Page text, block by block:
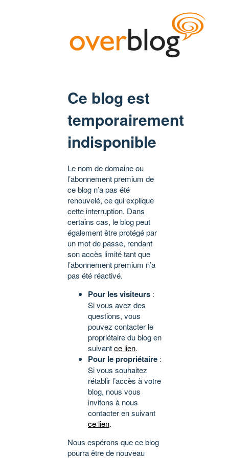
Ce blog est
temporairement
indisponible
Le nom de domaine ou
l’abonnement premium de
ce blog n’a pas été
renouvelé, ce qui explique
cette interruption. Dans
certains cas, le blog peut
également être protégé par
un mot de passe, rendant
son accès limité tant que
l’abonnement premium n’a
pas été réactivé.
Pour les visiteurs :
Si vous avez des
questions, vous
pouvez contacter le
propriétaire du blog en
suivantce lien.
Pour le propriétaire :
Si vous souhaitez
rétablir l’accès à votre
blog, nous vous
invitons à nous
contacter en suivant
ce lien.
Nous espérons que ce blog
pourra être de nouveau